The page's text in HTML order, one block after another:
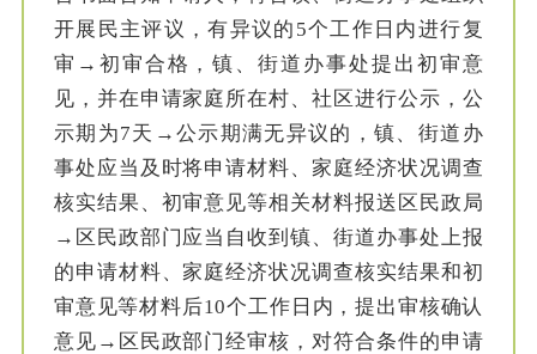
开展民主评议，有异议的5个工作日内进行复
审→初审合格，镇、街道办事处提出初审意
见，并在申请家庭所在村、社区进行公示，公
示期为7天→公示期满无异议的，镇、街道办
事处应当及时将申请材料、家庭经济状况调查
核实结果、初审意见等相关材料报送区民政局
→区民政部门应当自收到镇、街道办事处上报
的申请材料、家庭经济状况调查核实结果和初
审意见等材料后10个工作日内，提出审核确认
意见→区民政部门经审核，对符合条件的申请